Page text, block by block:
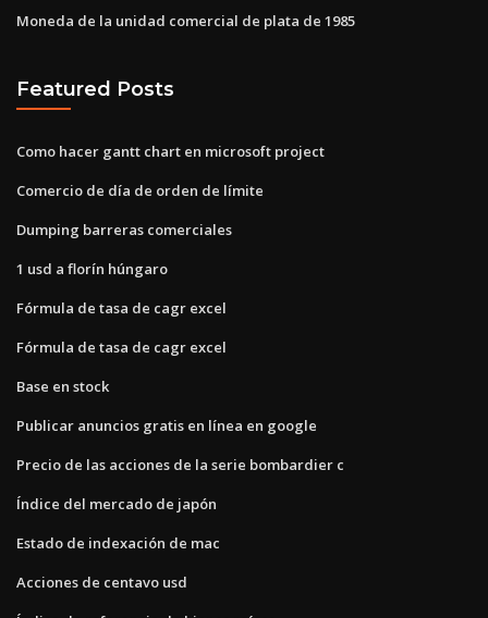
Moneda de la unidad comercial de plata de 1985
Featured Posts
Como hacer gantt chart en microsoft project
Comercio de día de orden de límite
Dumping barreras comerciales
1 usd a florín húngaro
Fórmula de tasa de cagr excel
Fórmula de tasa de cagr excel
Base en stock
Publicar anuncios gratis en línea en google
Precio de las acciones de la serie bombardier c
Índice del mercado de japón
Estado de indexación de mac
Acciones de centavo usd